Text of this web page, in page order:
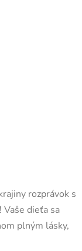
rozprávok s
dieťa sa
plným lásky,